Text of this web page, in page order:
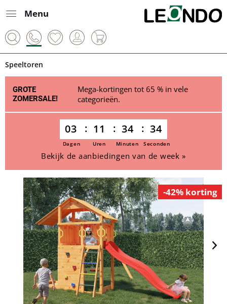
Menu
Speeltoren
GROTE
ZOMERSALE!
Mega-kortingen tot 65 % in vele
categorieën.
03 11 34 33
Dagen Uren Minuten Seconden
Bekijk de aanbiedingen van de week »
-42% korting